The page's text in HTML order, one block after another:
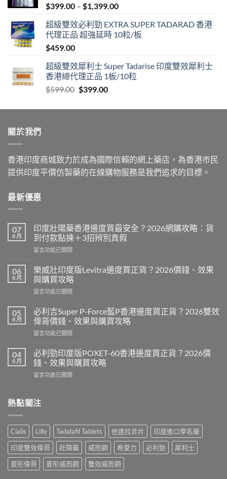
$399.00 – $1,399.00Price
$399.00
through
超級雙效必利勁 EXTRA SUPER TADARAD 香港
代理正品 超強延時 10粒/板
$459.00
超級雙效犀利士 Super Tadarise 印度雙效犀利士
香港總代理正品 1板/10粒
$599.00 Original
was:
$399.00Current
is:
關於我們
香港印度商城致力於成為國際信賴的網上藥店，為香港市民
提供印度平價仿製藥的在線購物服務是我們追求的目標。
最新優惠
07
8 月
印度壯陽藥香港邊度買最安全？2026網購攻略：貨
到付款點揀＋3招辨別真假
在
度
壯
陽
藥
港
邊
度
買
安
全？
網
略：
付
款
點
揀
＋
留言功能已關閉
06
8 月
樂威壯印度版Levitra邊度買正貨？2026價錢、效果
與購買攻略
在
威
壯
印
度
Levitra
邊
度
買
2026
效
果
與
購
買
攻
留言功能已關閉
05
8 月
必利吉Super P-Force藍P香港邊度買正貨？2026雙效
偉哥價錢、效果與購買攻略
在
利
吉
Super
P-
P
邊
度
買
正
貨？
2026
留言功能已關閉
04
8 月
必利勁印度版POXET-60香港邊度買正貨？2026價
錢、效果與購買攻略
在
勁
印
版
POXET-
60
香
港
邊
留言功能已關閉
熱點關注
Cialis Lilly Tadalafil Tablets 他達拉非片
印度進口學名藥
印度雙效偉哥
壯陽藥 威而鋼 希愛力 必利勁
犀利士
菱形偉哥
菱形威而鋼 雙效威而鋼